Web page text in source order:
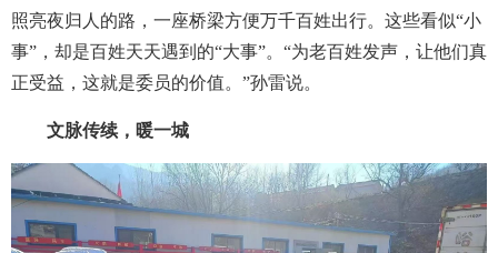
照亮夜归人的路，一座桥梁方便万千百姓出行。这些看似“小
事”，却是百姓天天遇到的“大事”。“为老百姓发声，让他们真
正受益，这就是委员的价值。”孙雷说。
文脉传续，暖一城